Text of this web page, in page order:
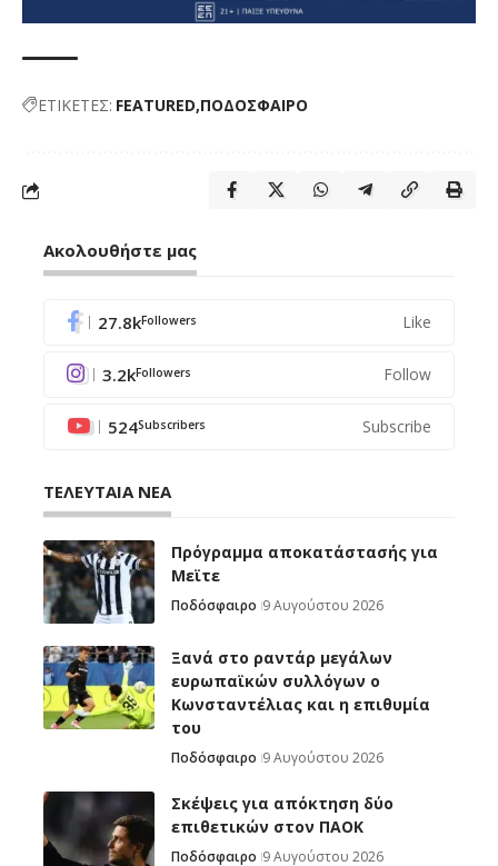
ΕΤΙΚΕΤΕΣ: FEATURED ΠΟΔΟΣΦΑΙΡΟ
Ακολουθήστε μας
27.8kFollowers Like
3.2kFollowers Follow
524Subscribers Subscribe
ΤΕΛΕΥΤΑΙΑ ΝΕΑ
Πρόγραμμα αποκατάστασής για
Μεϊτε
Ποδόσφαιρο 9 Αυγούστου 2026
Ξανά στο ραντάρ μεγάλων
ευρωπαϊκών συλλόγων ο
Κωνσταντέλιας και η επιθυμία
του
Ποδόσφαιρο 9 Αυγούστου 2026
Σκέψεις για απόκτηση δύο
επιθετικών στον ΠΑΟΚ
Ποδόσφαιρο 9 Αυγούστου 2026